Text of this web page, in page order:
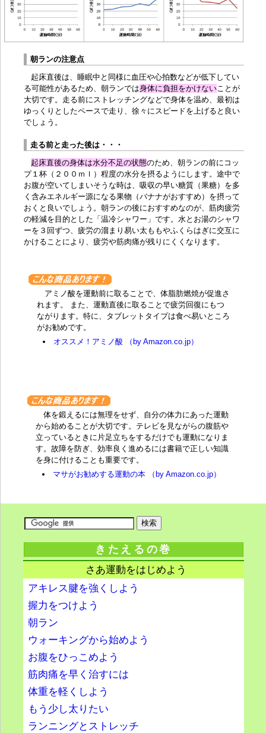
朝ランの注意点
起床直後は、睡眠中と同様に血圧や心拍数などが低下してい
る可能性があるため、朝ランでは身体に負担をかけないことが
大切です。 走る前にストレッチングなどで身体を温め、 最初は
ゆっくりとしたペースで走り、 徐々にスピードを上げる と良い
でしょう。
走る前と走った後は・・・
起床直後の身体は水分不足の状態のため、朝ランの前にコッ
プ１杯（２００ｍｌ）程度の水分を摂るようにします。途中で
お腹が空いてしまいそうな時は、吸収の早い糖質（果糖）を多
く含みエネルギー源になる果物（バナナがおすすめ ）を摂って
おくと良いでしょう。朝ランの後におすすめなのが、 筋肉疲労
の軽減を目的とした「 温冷シャワー 」です。水とお湯のシャワ
ーを３回ずつ、疲労の溜まり易い太ももやふくらはぎに交互に
かけることにより、疲労や筋肉痛が残りにくくなります。
アミノ酸を運動前に取ることで、体脂肪燃焼が促進さ
れます。 また、運動直後に取ることで疲労回復にもつ
ながります。特に、タブレットタイプは食べ易いところ
がお勧めです。
オススメ！アミノ酸 （by Amazon.co.jp）
体を鍛えるには無理をせず、自分の体力にあった運動
から始めることが大切です。テレビを見ながらの腹筋や
立っているときに片足立ちをするだけでも運動になりま
す。故障を防ぎ、効率良く進めるには書籍で正しい知識
を身に付けることも重要です。
マサがお勧めする運動の本 （by Amazon.co.jp）
きたえるの巻
さあ運動をはじめよう
アキレス腱を強くしよう
握力をつけよう
朝ラン
ウォーキングから始めよう
お腹をひっこめよう
筋肉痛を早く治すには
体重を軽くしよう
もう少し太りたい
ランニングとストレッチ